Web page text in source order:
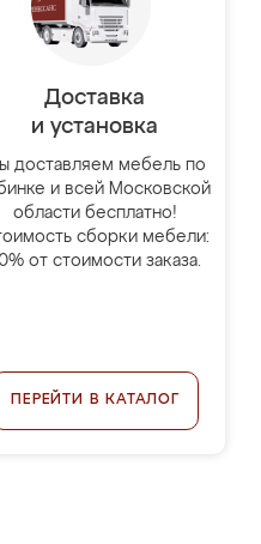
Доставка
и установка
доставляем мебель по
и всей Московской
области бесплатно!
сборки мебели:
от стоимости заказа.
ПЕРЕЙТИ В КАТАЛОГ